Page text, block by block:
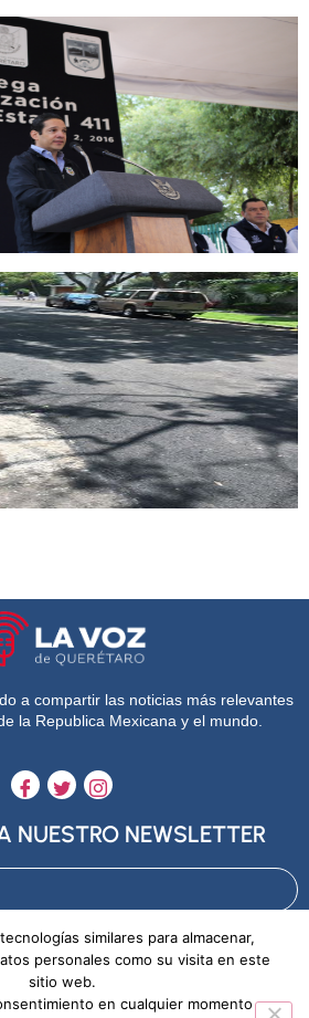
a compartir las noticias más relevantes
la Republica Mexicana y el mundo.
NUESTRO NEWSLETTER
Enviar
similares para almacenar,
personales como su visita en este
sitio web.
en cualquier momento